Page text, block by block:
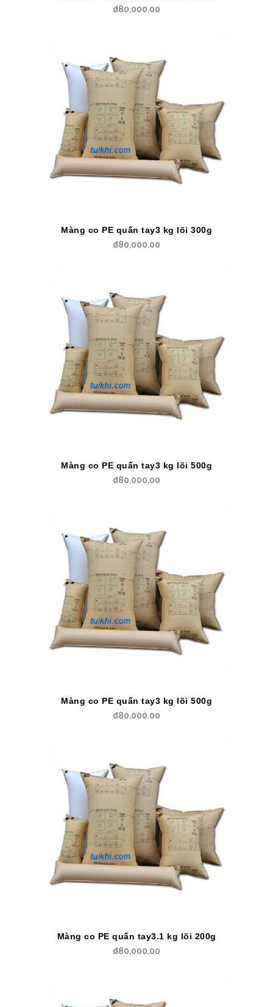
₫80,000.00
Màng co PE quấn tay3 kg lõi 300g
₫80,000.00
Màng co PE quấn tay3 kg lõi 500g
₫80,000.00
Màng co PE quấn tay3 kg lõi 500g
₫80,000.00
Màng co PE quấn tay3.1 kg lõi 200g
₫80,000.00